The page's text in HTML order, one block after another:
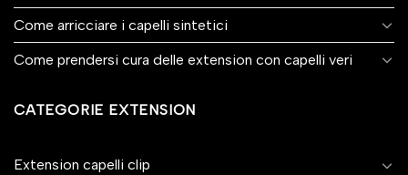
Come arricciare i capelli sintetici
Come prendersi cura delle extension con capelli veri
CATEGORIE EXTENSION
Extension capelli clip